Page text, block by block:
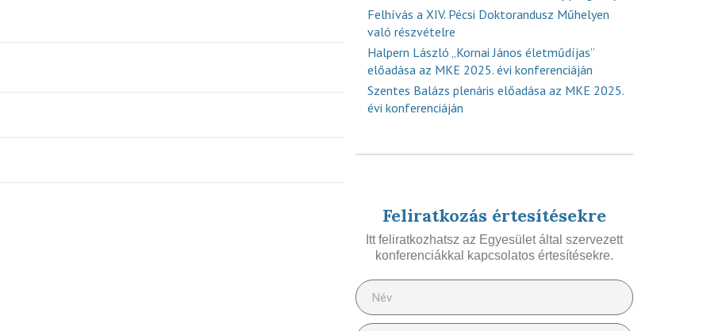
Felhívás a XIV. Pécsi Doktorandusz Műhelyen
való részvételre
Halpern László „Kornai János életműdíjas”
előadása az MKE 2025. évi konferenciáján
Szentes Balázs plenáris előadása az MKE 2025.
évi konferenciáján
Feliratkozás értesítésekre
Itt feliratkozhatsz az Egyesület által szervezett
konferenciákkal kapcsolatos értesítésekre.